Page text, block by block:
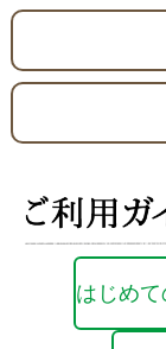
はじめ